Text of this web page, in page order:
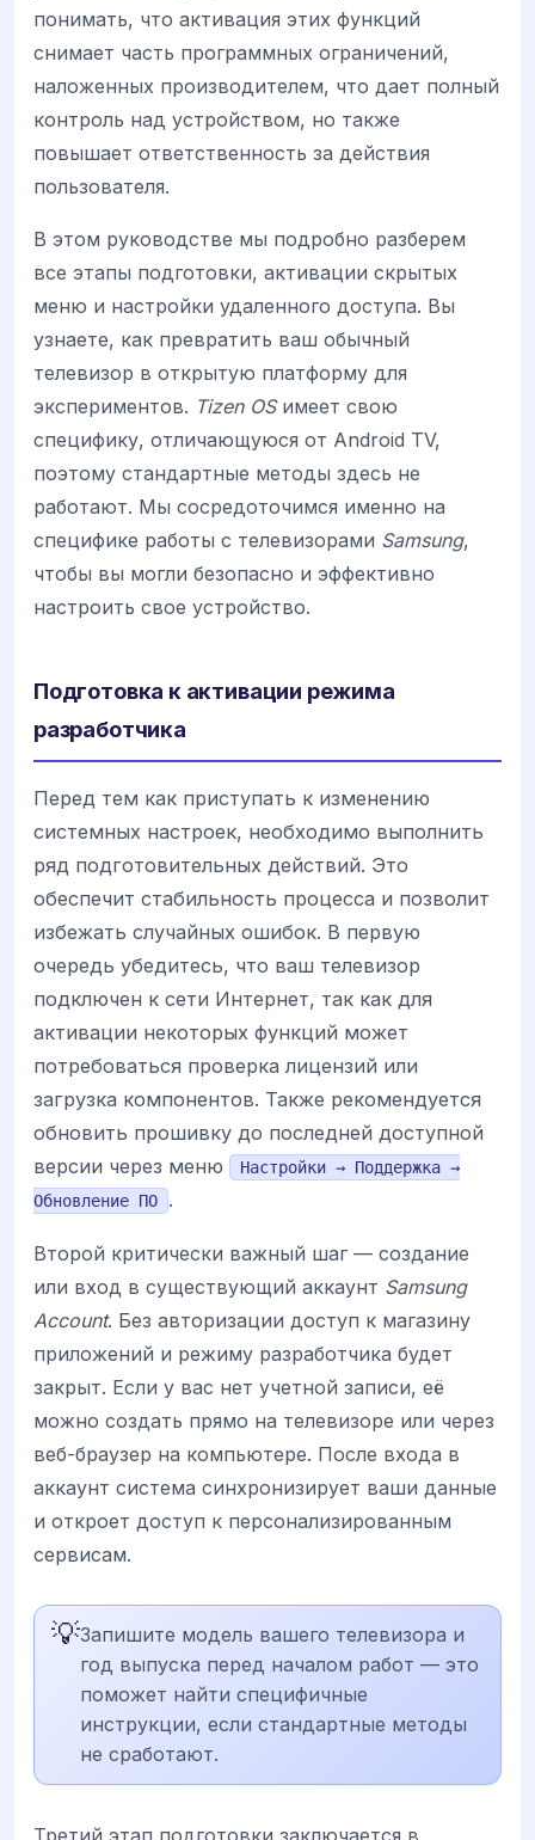
понимать, что активация этих функций
снимает часть программных ограничений,
наложенных производителем, что дает полный
контроль над устройством, но также
повышает ответственность за действия
пользователя.
В этом руководстве мы подробно разберем
все этапы подготовки, активации скрытых
меню и настройки удаленного доступа. Вы
узнаете, как превратить ваш обычный
телевизор в открытую платформу для
экспериментов. Tizen OSимеет свою
специфику, отличающуюся от Android TV,
поэтому стандартные методы здесь не
работают. Мы сосредоточимся именно на
специфике работы с телевизорами Samsung,
чтобы вы могли безопасно и эффективно
настроить свое устройство.
Подготовка к активации режима
разработчика
Перед тем как приступать к изменению
системных настроек, необходимо выполнить
ряд подготовительных действий. Это
обеспечит стабильность процесса и позволит
избежать случайных ошибок. В первую
очередь убедитесь, что ваш телевизор
подключен к сети Интернет, так как для
активации некоторых функций может
потребоваться проверка лицензий или
загрузка компонентов. Также рекомендуется
обновить прошивку до последней доступной
версии через меню
Настройки → Поддержка →
Обновление ПО
.
Второй критически важный шаг — создание
или вход в существующий аккаунт Samsung
Account. Без авторизации доступ к магазину
приложений и режиму разработчика будет
закрыт. Если у вас нет учетной записи, её
можно создать прямо на телевизоре или через
веб-браузер на компьютере. После входа в
аккаунт система синхронизирует ваши данные
и откроет доступ к персонализированным
сервисам.
💡Запишите модель вашего телевизора и
год выпуска перед началом работ — это
поможет найти специфичные
инструкции, если стандартные методы
не сработают.
Третий этап подготовки заключается в